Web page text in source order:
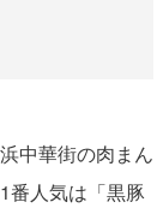
中華街の肉まん
番人気は「黒豚